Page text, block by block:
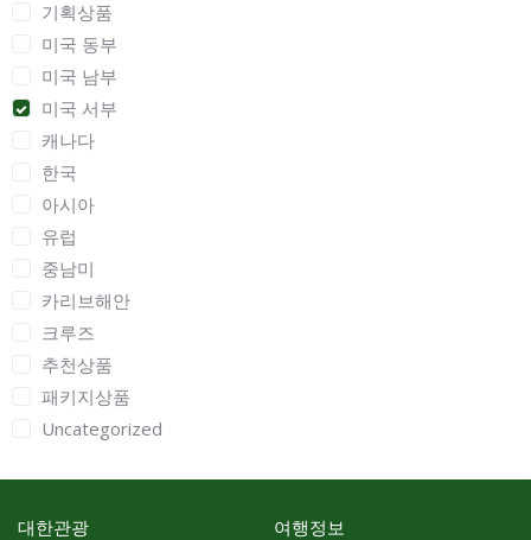
기획상품
미국 동부
미국 남부
미국 서부
캐나다
한국
아시아
유럽
중남미
카리브해안
크루즈
추천상품
패키지상품
Uncategorized
대한관광 여행정보